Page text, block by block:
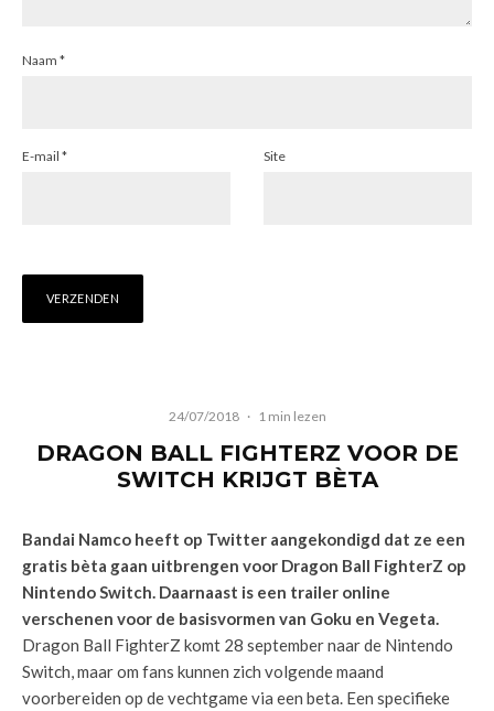
Naam *
E-mail * Site
24/07/2018 · 1 min lezen
DRAGON BALL FIGHTERZ VOOR DE
SWITCH KRIJGT BÈTA
Bandai Namco heeft op Twitter aangekondigd dat ze een
gratis bèta gaan uitbrengen voor Dragon Ball FighterZ op
Nintendo Switch. Daarnaast is een trailer online
verschenen voor de basisvormen van Goku en Vegeta.
Dragon Ball FighterZ komt 28 septembernaar de Nintendo
Switch, maar om fans kunnen zich volgende maand
voorbereiden op de vechtgame via een beta. Een specifieke